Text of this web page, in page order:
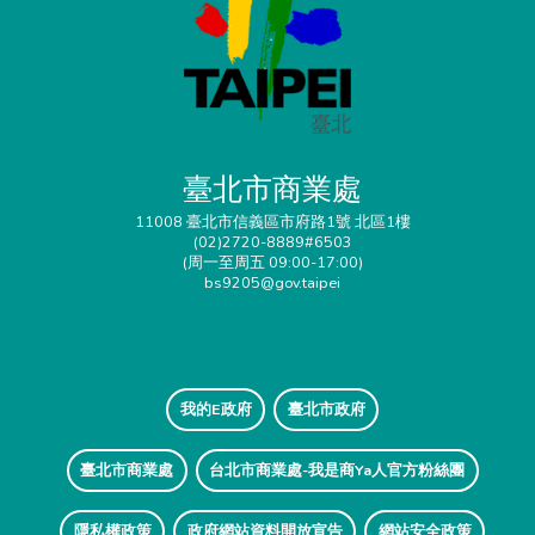
臺北市商業處
11008 臺北市信義區市府路1號 北區1樓
(02)2720-8889#6503
(周一至周五 09:00-17:00)
bs9205@gov.taipei
我的E政府 臺北市政府
臺北市商業處 台北市商業處-我是商Ya人官方粉絲團